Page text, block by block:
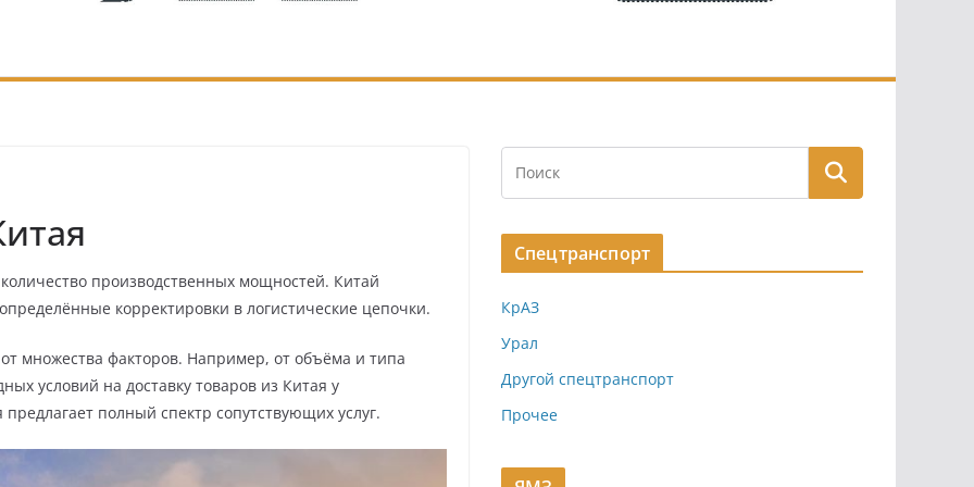
производственных мощностей. Китай
корректировки в логистические цепочки.
множества факторов. Например, от объёма и типа
условий на доставку товаров из Китая у
предлагает полный спектр сопутствующих услуг.
Спецтранспорт
КрАЗ
Урал
Другой спецтранспорт
Прочее